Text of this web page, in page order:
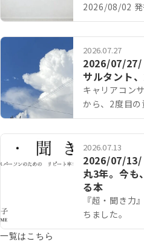
2026/08/02 発
ててみるこん
です。このた
2026.07.27
2026/07/
サルタント
キャリアコン
から、2度目
リアコンサル
効期間があり
の…
2026.07.13
2026/07/13/
丸3年。今も
る本
『超・聞き力
ちました。
一覧はこちら